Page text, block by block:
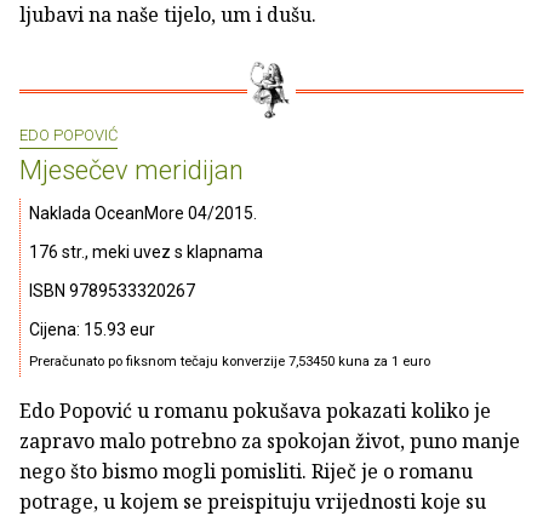
ljubavi na naše tijelo, um i dušu.
EDO POPOVIĆ
Mjesečev meridijan
Naklada OceanMore 04/2015.
176 str., meki uvez s klapnama
ISBN 9789533320267
Cijena: 15.93 eur
Preračunato po fiksnom tečaju konverzije 7,53450 kuna za 1 euro
Edo Popović u romanu pokušava pokazati koliko je
zapravo malo potrebno za spokojan život, puno manje
nego što bismo mogli pomisliti. Riječ je o romanu
potrage, u kojem se preispituju vrijednosti koje su